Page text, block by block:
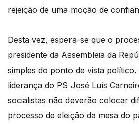
rejeição de uma moção de
Desta vez, espera-se que o
presidente da Assembleia da
simples do ponto de vista político.
liderança do PS José Luís
socialistas não deverão colocar
processo de eleição da mesa do